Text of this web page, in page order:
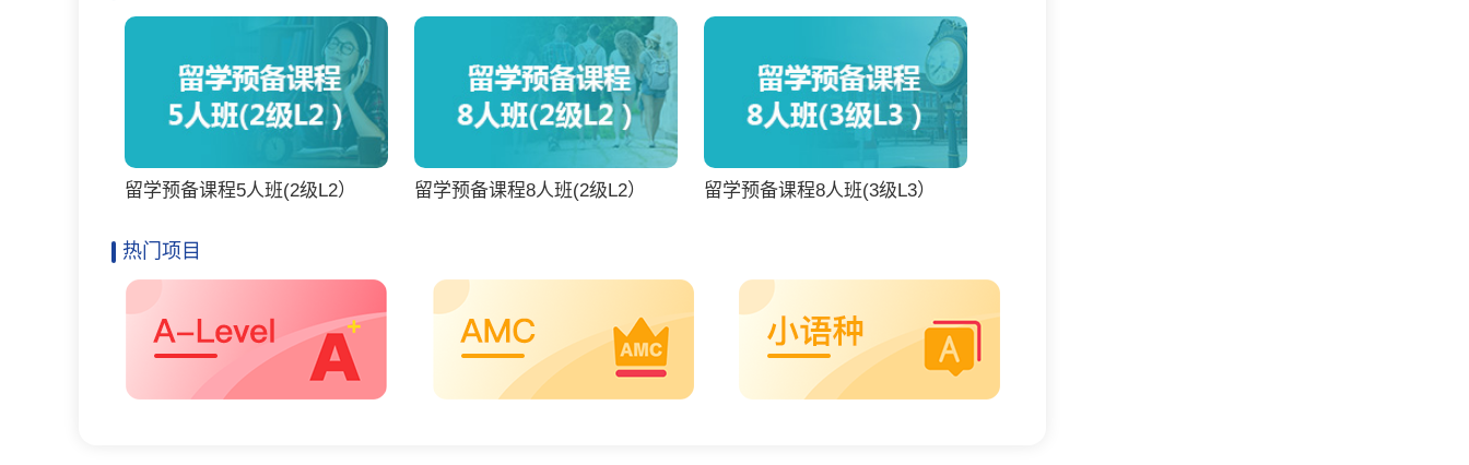
留学预备课程5人班(2级L2） 留学预备课程8人班(2级L2） 留学预备课程8人班(3级L3）
热门项目